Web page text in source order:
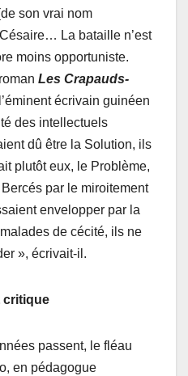
son vrai nom
La bataille n’est
moins opportuniste.
Les Crapauds-
écrivain guinéen
des intellectuels
dû être la Solution, ils
plutôt eux, le Problème,
par le miroitement
envelopper par la
de cécité, ils ne
», écrivait-il.
critique
passent, le fléau
en pédagogue